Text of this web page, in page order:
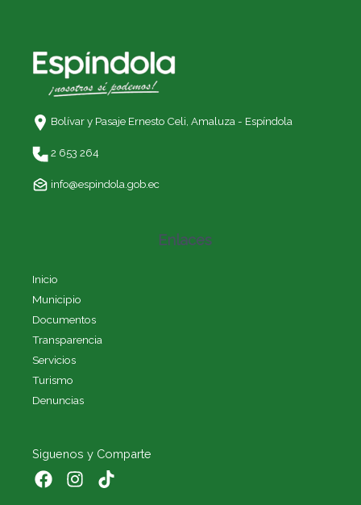
Bolívar y Pasaje Ernesto Celi, Amaluza - Espíndola
2 653 264
info@espindola.gob.ec
Enlaces
Inicio
Municipio
Documentos
Transparencia
Servicios
Turismo
Denuncias
Siguenos y Comparte